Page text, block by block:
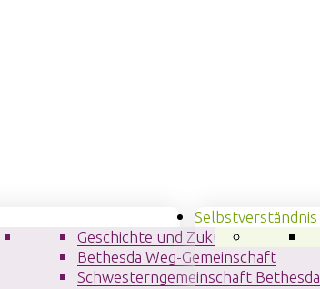
Geschichte und Zukunft
Bethesda Weg-Gemeinschaft
Schwesterngemeinschaft Bethesda
Selbstverständnis